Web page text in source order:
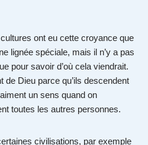
ont eu cette croyance que
lignée spéciale, mais il n’y a pas
pour savoir d’où cela viendrait.
Dieu parce qu’ils descendent
un sens quand on
toutes les autres personnes.
civilisations, par exemple